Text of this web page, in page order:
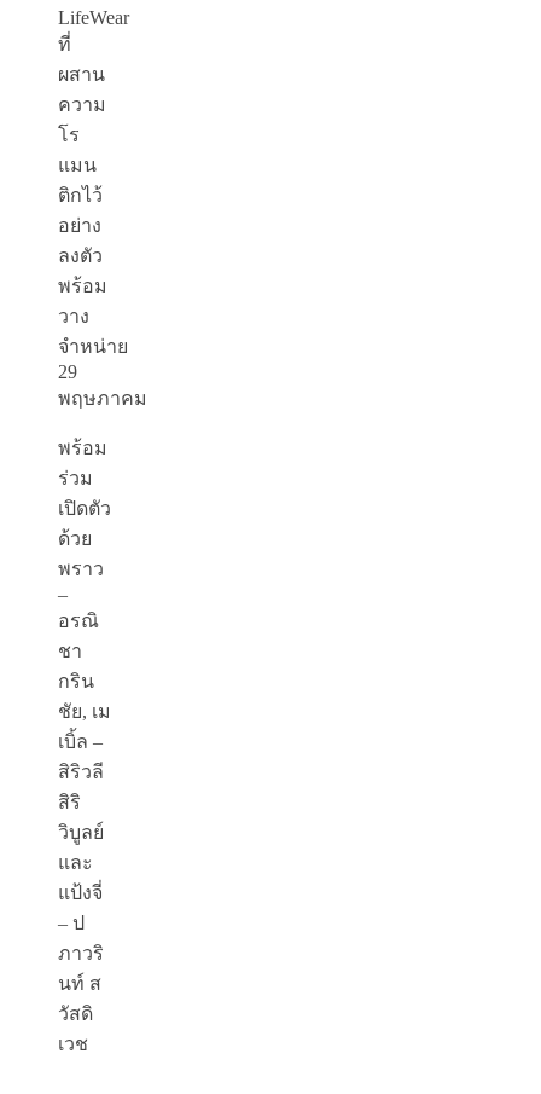
LifeWear
ที่
ผสาน
ความ
โร
แมน
ติกไว้
อย่าง
ลงตัว
พร้อม
วาง
จำหน่าย
29
พฤษภาคม
พร้อม
ร่วม
เปิดตัว
ด้วย
พราว
–
อรณิ
ชา
กริน
ชัย, เม
เบิ้ล –
สิริวลี
สิริ
วิบูลย์
และ
แป้งจี่
– ป
ภาวริ
นท์ ส
วัสดิ
เวช